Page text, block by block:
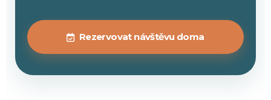
Rezervovat návštěvu doma